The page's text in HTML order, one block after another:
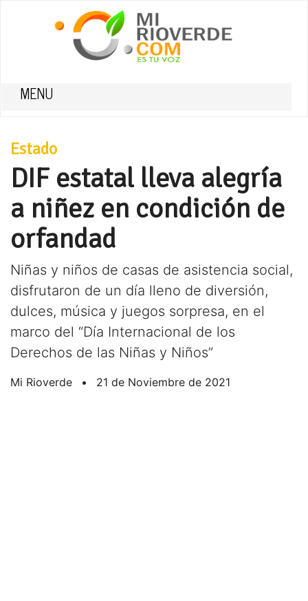
MENU
Estado
DIF estatal lleva alegría
a niñez en condición de
orfandad
Niñas y niños de casas de asistencia social,
disfrutaron de un día lleno de diversión,
dulces, música y juegos sorpresa, en el
marco del “Día Internacional de los
Derechos de las Niñas y Niños”
Mi Rioverde • 21 de Noviembre de 2021